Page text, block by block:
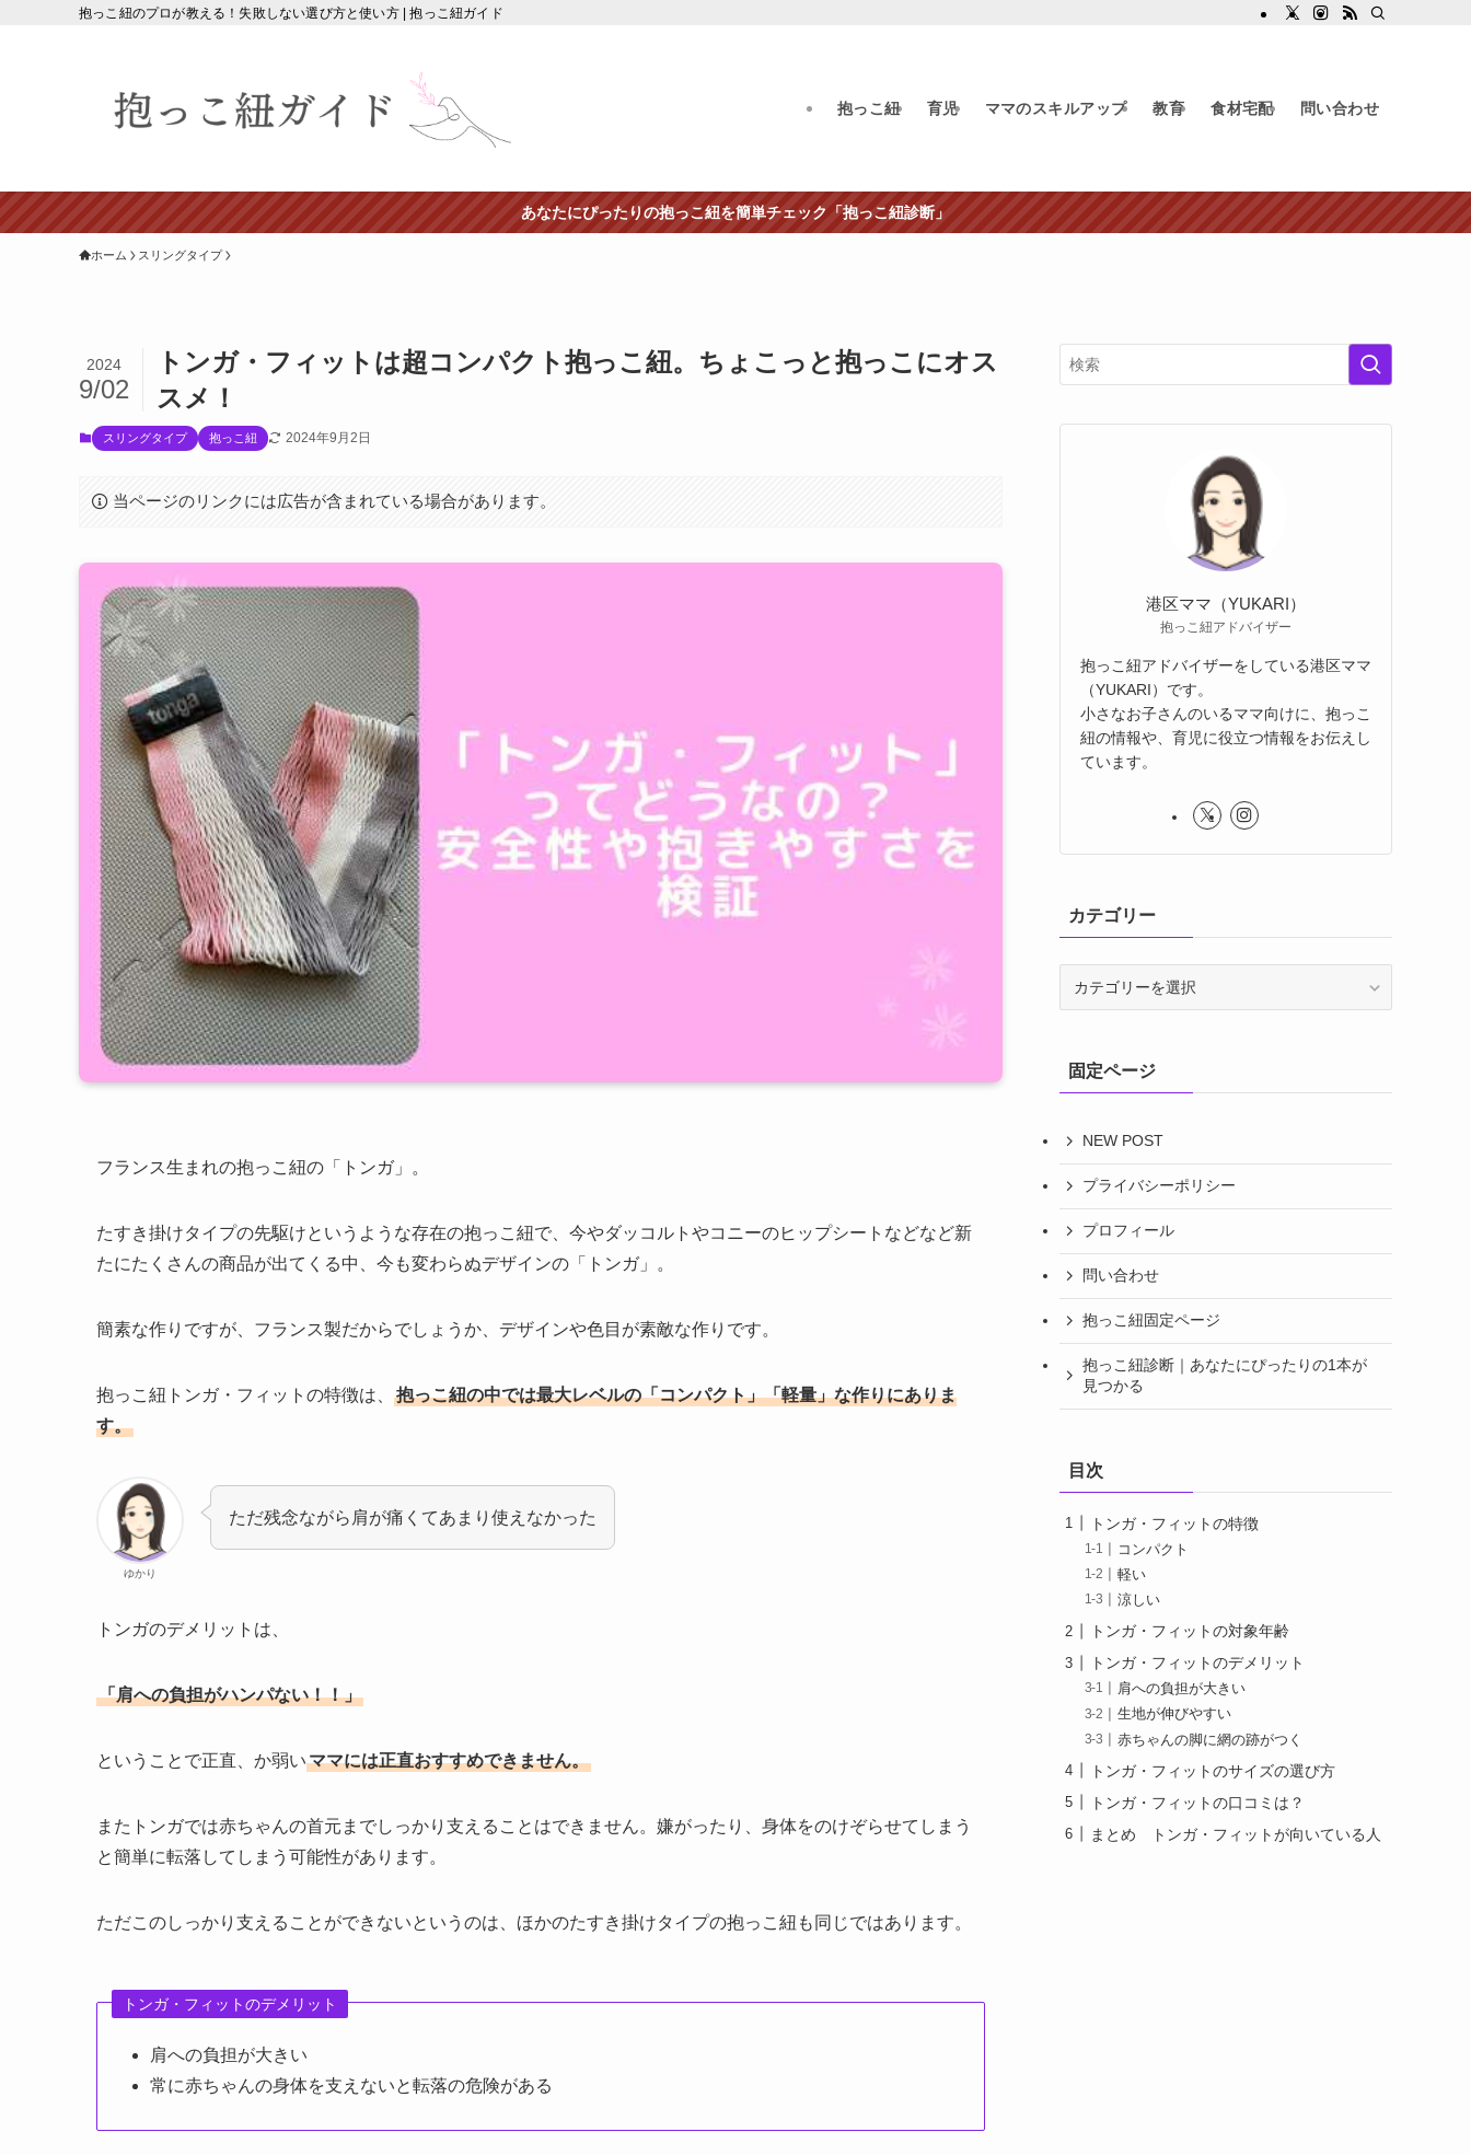
抱っこ紐のプロが教える！失敗しない選び方と使い方 | 抱っこ紐ガイド
抱っこ紐 育児 ママのスキルアップ 教育 食材宅配 問い合わせ
あなたにぴったりの抱っこ紐を簡単チェック「抱っこ紐診断」
ホーム スリングタイプ
トンガ・フィットは超コンパクト抱っこ紐。ちょこっと抱っこにオス
スメ！
2024
9/02
スリングタイプ 抱っこ紐 2024年9月2日
当ページのリンクには広告が含まれている場合があります。
フランス生まれの抱っこ紐の「トンガ」。
たすき掛けタイプの先駆けというような存在の抱っこ紐で、今やダッコルトやコニーのヒップシートなどなど新
たにたくさんの商品が出てくる中、今も変わらぬデザインの「トンガ」。
簡素な作りですが、フランス製だからでしょうか、デザインや色目が素敵な作りです。
抱っこ紐トンガ・フィットの特徴は、
抱っこ紐の中では最大レベルの「コンパクト」「軽量」な作りにありま
す。
ゆかり
ただ残念ながら肩が痛くてあまり使えなかった
トンガのデメリットは、
「肩への負担がハンパない！！」
ということで正直、か弱いママには正直おすすめできません。
またトンガでは赤ちゃんの首元までしっかり支えることはできません。嫌がったり、身体をのけぞらせてしまう
と簡単に転落してしまう可能性があります。
ただこのしっかり支えることができないというのは、ほかのたすき掛けタイプの抱っこ紐も同じではあります。
トンガ・フィットのデメリット
肩への負担が大きい
常に赤ちゃんの身体を支えないと転落の危険がある
港区ママ（YUKARI）
抱っこ紐アドバイザー
抱っこ紐アドバイザーをしている港区ママ
（YUKARI）です。
小さなお子さんのいるママ向けに、抱っこ
紐の情報や、育児に役立つ情報をお伝えし
ています。
カテゴリー
ー固定ページ
NEW POST
プライバシーポリシー
プロフィール
問い合わせ
抱っこ紐固定ページ
抱っこ紐診断｜あなたにぴったりの1本が
見つかる
目次
トンガ・フィットの特徴
コンパクト
軽い
涼しい
トンガ・フィットの対象年齢
トンガ・フィットのデメリット
肩への負担が大きい
生地が伸びやすい
赤ちゃんの脚に網の跡がつく
トンガ・フィットのサイズの選び方
トンガ・フィットの口コミは？
まとめ トンガ・フィットが向いている人